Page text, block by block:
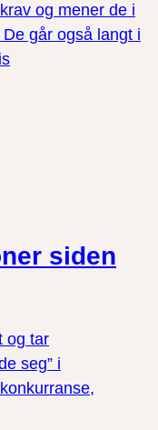
og mener de i
går også langt i
siden
og tar
seg” i